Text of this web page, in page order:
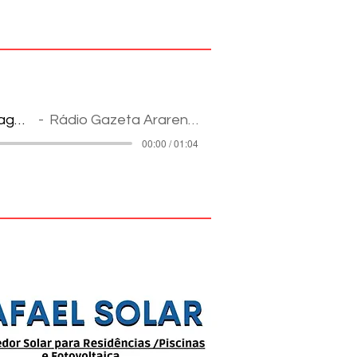
na Internet: informação e
Reportagem Rádio Gazeta Ararense
00:00 / 01:04